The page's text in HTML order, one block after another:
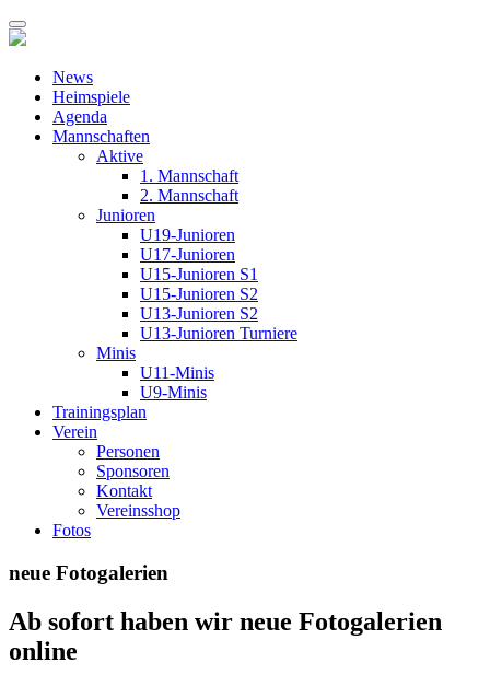
News
Heimspiele
Agenda
Mannschaften
Aktive
1. Mannschaft
2. Mannschaft
Junioren
U19-Junioren
U17-Junioren
U15-Junioren S1
U15-Junioren S2
U13-Junioren S2
U13-Junioren Turniere
Minis
U11-Minis
U9-Minis
Trainingsplan
Verein
Personen
Sponsoren
Kontakt
Vereinsshop
Fotos
neue Fotogalerien
Ab sofort haben wir neue Fotogalerien
online